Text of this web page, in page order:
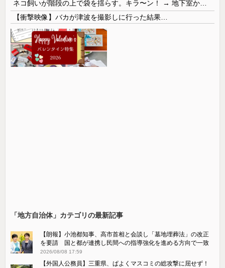
【衝撃映像】バカが津波を撮影しに行った結果…
「地方自治体」カテゴリの最新記事
【朗報】小池都知事、高市首相と会談し「墓地埋葬法」の改正
を要請 国と都が連携し民間への指導強化を進める方向で一致
2026/08/08 17:59
【外国人公務員】三重県、ぱよくマスコミの総攻撃に屈せず！